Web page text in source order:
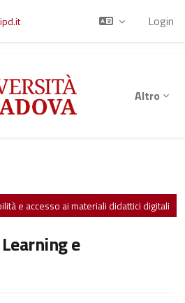
Login
Altro
e accesso ai materiali didattici digitali
e